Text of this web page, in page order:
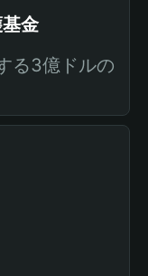
金
る3億ドルの